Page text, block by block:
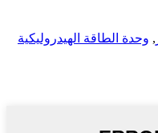
, وحدة الطاقة الهيدروليكية